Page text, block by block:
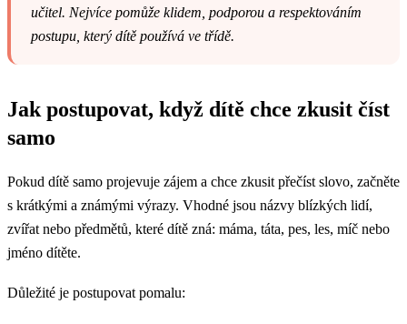
učitel. Nejvíce pomůže klidem, podporou a respektováním
postupu, který dítě používá ve třídě.
Jak postupovat, když dítě chce zkusit číst
samo
Pokud dítě samo projevuje zájem a chce zkusit přečíst slovo, začněte
s krátkými a známými výrazy. Vhodné jsou názvy blízkých lidí,
zvířat nebo předmětů, které dítě zná: máma, táta, pes, les, míč nebo
jméno dítěte.
Důležité je postupovat pomalu: